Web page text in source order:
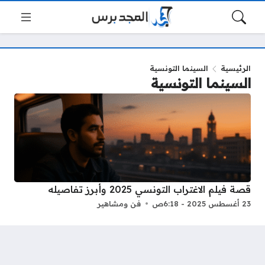
الرئيسية السينما التونسية
السينما التونسية
قصة فيلم الاغتراب التونسي 2025 وأبرز تفاصيله
23 أغسطس 2025 - 6:18ص فن ومشاهير